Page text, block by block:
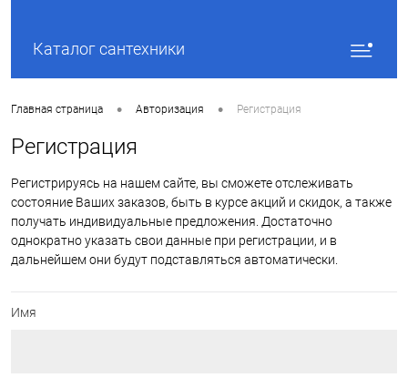
Каталог сантехники
Главная страница • Авторизация • Регистрация
Регистрация
Регистрируясь на нашем сайте, вы сможете отслеживать
состояние Ваших заказов, быть в курсе акций и скидок, а также
получать индивидуальные предложения. Достаточно
однократно указать свои данные при регистрации, и в
дальнейшем они будут подставляться автоматически.
Имя